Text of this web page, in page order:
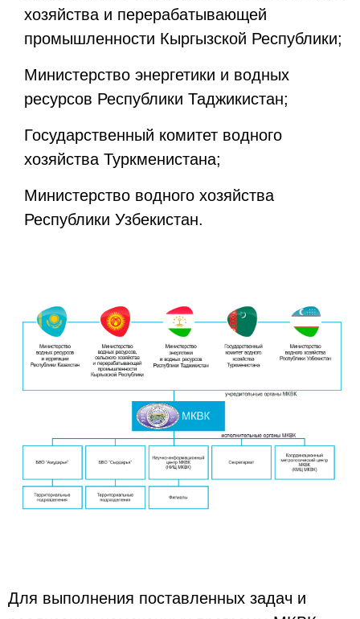
хозяйства и перерабатывающей
промышленности Кыргызской Республики;
Министерство энергетики и водных
ресурсов Республики Таджикистан;
Государственный комитет водного
хозяйства Туркменистана;
Министерство водного хозяйства
Республики Узбекистан.
Для выполнения поставленных задач и